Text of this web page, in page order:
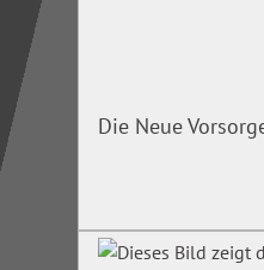
Die Neue